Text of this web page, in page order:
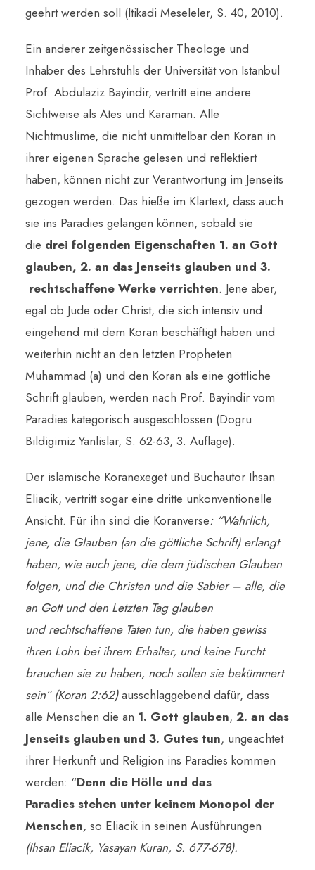
geehrt werden soll (Itikadi Meseleler, S. 40, 2010).
Ein anderer zeitgenössischer Theologe und
Inhaber des Lehrstuhls der Universität von Istanbul
Prof. Abdulaziz Bayindir, vertritt eine andere
Sichtweise als Ates und Karaman. Alle
Nichtmuslime, die nicht unmittelbar den Koran in
ihrer eigenen Sprache gelesen und reflektiert
haben, können nicht zur Verantwortung im Jenseits
gezogen werden. Das hieße im Klartext, dass auch
sie ins Paradies gelangen können, sobald sie
die drei folgenden Eigenschaften 1. an Gott
glauben, 2. an das Jenseits glauben und 3.
rechtschaffene Werke verrichten. Jene aber,
egal ob Jude oder Christ, die sich intensiv und
eingehend mit dem Koran beschäftigt haben und
weiterhin nicht an den letzten Propheten
Muhammad (a) und den Koran als eine göttliche
Schrift glauben, werden nach Prof. Bayindir vom
Paradies kategorisch ausgeschlossen (Dogru
Bildigimiz Yanlislar, S. 62-63, 3. Auflage).
Der islamische Koranexeget und Buchautor Ihsan
Eliacik, vertritt sogar eine dritte unkonventionelle
Ansicht. Für ihn sind die Koranverse: “Wahrlich,
jene, die Glauben (an die göttliche Schrift) erlangt
haben, wie auch jene, die dem jüdischen Glauben
folgen, und die Christen und die Sabier – alle, die
an Gott und den Letzten Tag glauben
und rechtschaffene Taten tun, die haben gewiss
ihren Lohn bei ihrem Erhalter, und keine Furcht
brauchen sie zu haben, noch sollen sie bekümmert
sein“ (Koran 2:62)ausschlaggebend dafür, dass
alle Menschen die an 1. Gott glauben, 2. an das
Jenseits glauben und 3. Gutes tun, ungeachtet
ihrer Herkunft und Religion ins Paradies kommen
werden: “Denn die Hölle und das
Paradies stehen unter keinem Monopol der
Menschen, so Eliacik in seinen Ausführungen
(Ihsan Eliacik, Yasayan Kuran, S. 677-678).